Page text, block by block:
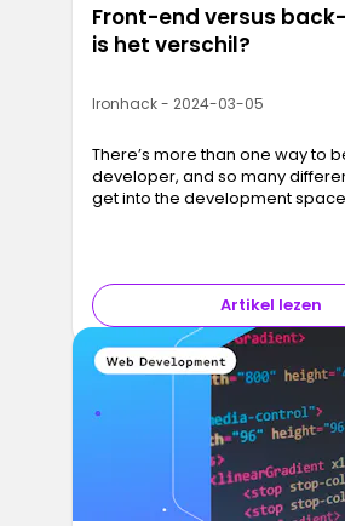
Front-end versus
is het verschil?
Ironhack - 2024-03-05
There’s more than one way to
developer, and so many
get into the development
Artikel lezen